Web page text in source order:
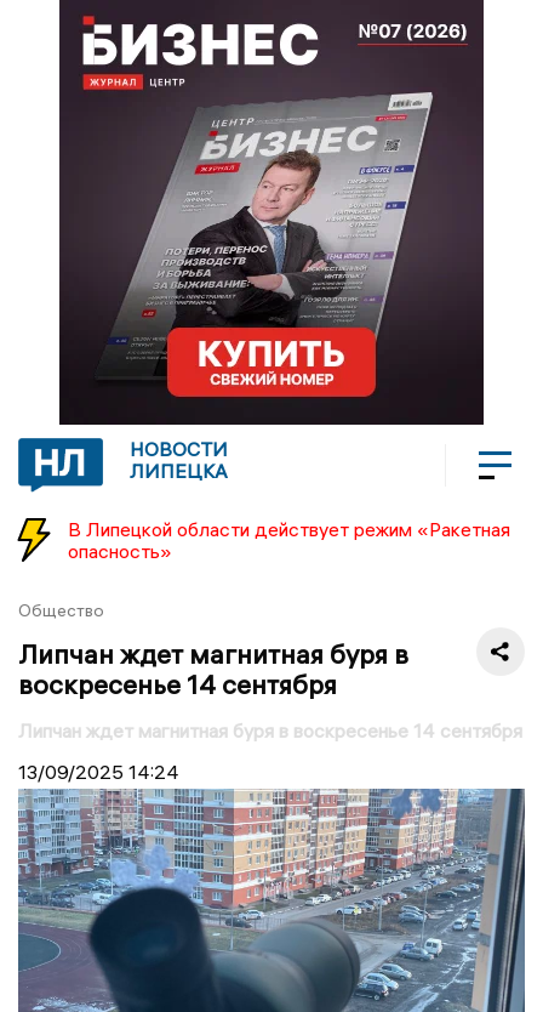
НОВОСТИ
ЛИПЕЦКА
В Липецкой области действует режим «Ракетная
опасность»
Общество
Липчан ждет магнитная буря в
воскресенье 14 сентября
Липчан ждет магнитная буря в воскресенье 14 сентября
13/09/2025 14:24